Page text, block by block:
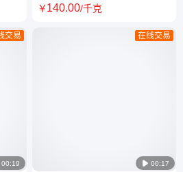
00:19
交易
色金属 锆颗粒 工业级 佳联通达
￥140.00/千克
 00:17
在线交易